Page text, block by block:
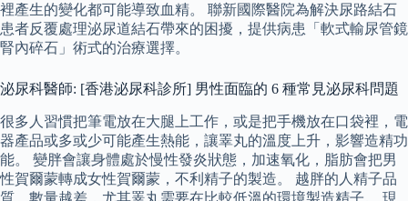
裡產生的變化都可能導致血精。 聯新國際醫院為解決尿路結石
患者反覆處理泌尿道結石帶來的困擾，提供病患「軟式輸尿管鏡
腎內碎石」術式的治療選擇。
泌尿科醫師: [香港泌尿科診所] 男性面臨的 6 種常見泌尿科問題
很多人習慣把筆電放在大腿上工作，或是把手機放在口袋裡，電
器產品或多或少可能產生熱能，讓睪丸的溫度上升，影響造精功
能。 變胖會讓身體處於慢性發炎狀態，加速氧化，脂肪會把男
性賀爾蒙轉成女性賀爾蒙，不利精子的製造。 越胖的人精子品
質、數量越差，尤其睪丸需要在比較低溫的環境製造精子。 現